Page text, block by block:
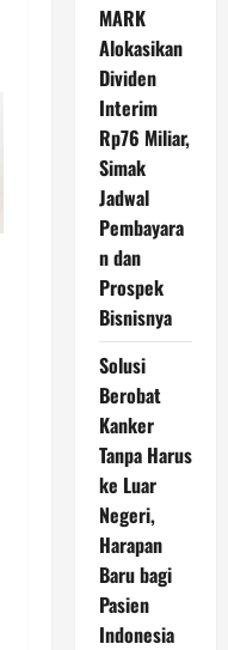
MARK
Alokasikan
Dividen
Interim
Rp76 Miliar,
Simak
Jadwal
Pembayara
n dan
Prospek
Bisnisnya
Solusi
Berobat
Kanker
Tanpa Harus
ke Luar
Negeri,
Harapan
Baru bagi
Pasien
Indonesia